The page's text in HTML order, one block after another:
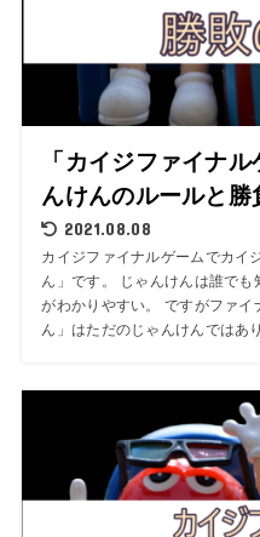
「カイジファイナ
んけんのルールと勝
2021.08.08
カイジファイナルゲームでカイ
ん」です。 じゃんけんは誰で
がわかりやすい。 ですがファ
ん」はただのじゃんけんではあ